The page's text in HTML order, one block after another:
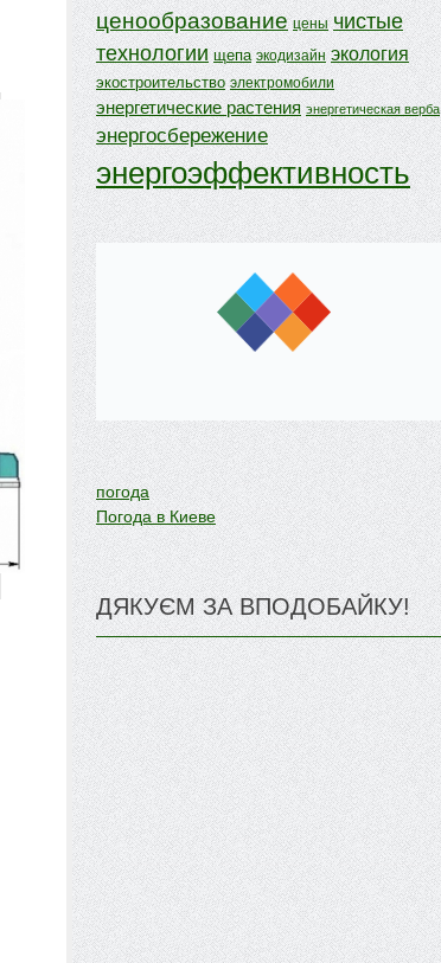
ценообразование цены чистые
технологии щепа экодизайн экология
экостроительство электромобили
энергетические растения энергетическая верба
энергосбережение
энергоэффективность
погода
Погода в Киеве
ДЯКУЄМ ЗА ВПОДОБАЙКУ!